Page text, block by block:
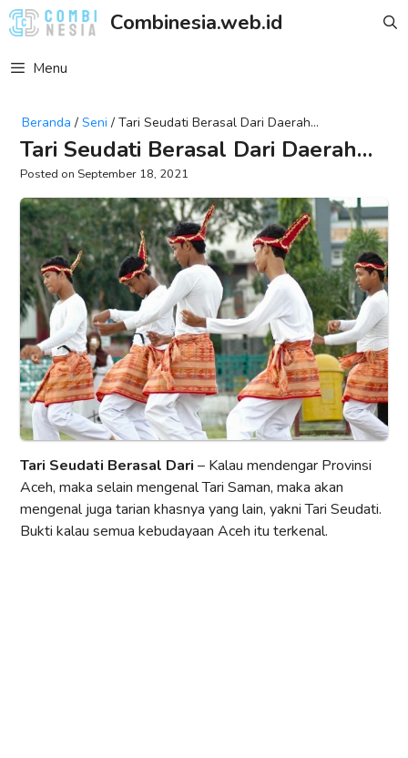
Skip
to
Combinesia.web.id
Menu
Beranda / Seni / Tari Seudati Berasal Dari Daerah…
Tari Seudati Berasal Dari Daerah…
September 18, 2021
Tari Seudati Berasal Dari – Kalau mendengar Provinsi
Aceh, maka selain mengenal Tari Saman, maka akan
mengenal juga tarian khasnya yang lain, yakni Tari Seudati.
Bukti kalau semua kebudayaan Aceh itu terkenal.